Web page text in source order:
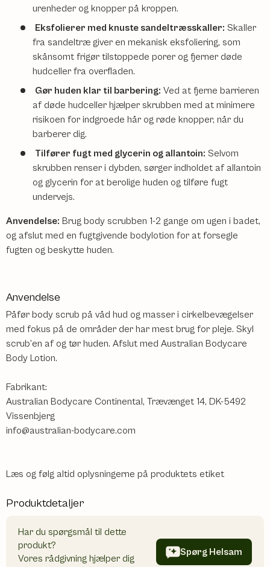
urenheder og knopper på kroppen.
Eksfolierer med knuste sandeltræsskaller: Skaller
fra sandeltræ giver en mekanisk eksfoliering, som
skånsomt frigør tilstoppede porer og fjerner døde
hudceller fra overfladen.
Gør huden klar til barbering: Ved at fjerne barrieren
af døde hudceller hjælper skrubben med at minimere
risikoen for indgroede hår og røde knopper, når du
barberer dig.
Tilfører fugt med glycerin og allantoin: Selvom
skrubben renser i dybden, sørger indholdet af allantoin
og glycerin for at berolige huden og tilføre fugt
undervejs.
Anvendelse: Brug body scrubben 1-2 gange om ugen i badet,
og afslut med en fugtgivende bodylotion for at forsegle
fugten og beskytte huden.
Anvendelse
Påfør body scrub på våd hud og masser i cirkelbevægelser
med fokus på de områder der har mest brug for pleje. Skyl
scrub’en af og tør huden. Afslut med Australian Bodycare
Body Lotion.
Fabrikant:
Australian Bodycare Continental, Trævænget 14, DK-5492
Vissenbjerg
info@australian-bodycare.com
Læs og følg altid oplysningerne på produktets etiket
Produktdetaljer
Har du spørgsmål til dette
produkt?
Vores rådgivning hjælper dig
Spørg Helsam